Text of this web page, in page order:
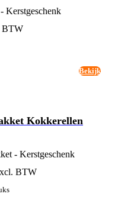
Kerstgeschenk
BTW
Bekijk
Kokkerellen
- Kerstgeschenk
BTW